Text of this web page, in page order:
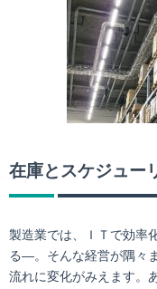
在庫とスケジュー
製造業では、ＩＴで効率
る―。そんな経営が隅々
流れに変化がみえます。